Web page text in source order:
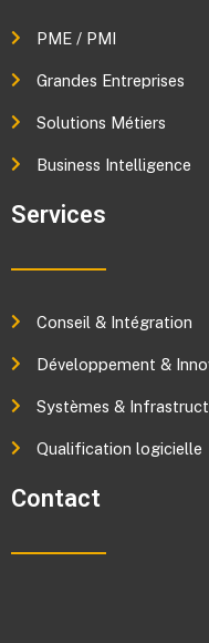
PME / PMI
Grandes Entreprises
Solutions Métiers
Business Intelligence
Services
Conseil & Intégration
Développement &
Systèmes &
Qualification logicielle
Contact